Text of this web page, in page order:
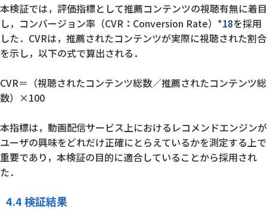
本検証では，評価指標として推薦コンテンツの視聴有無に着目
し，コンバージョン率（CVR：Conversion Rate）*18を採用
した．CVRは，推薦されたコンテンツが実際に視聴された割合
を示し，以下の式で算出される．
CVR＝（視聴されたコンテンツ総数／推薦されたコンテンツ総
数）×100
本指標は，動画配信サービス上におけるレコメンドエンジンが
ユーザの興味をどれだけ正確にとらえているかを測定する上で
重要であり，本検証の目的に適合していることから採用され
た．
4.4 検証結果